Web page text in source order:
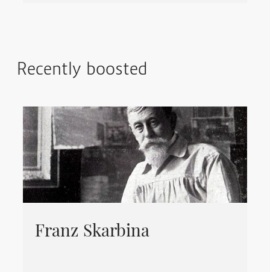
Recently boosted
Franz Skarbina